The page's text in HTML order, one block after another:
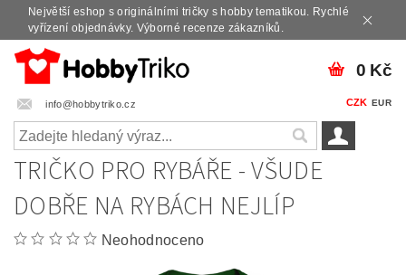
Největší eshop s originálními tričky s hobby tematikou. Rychlé
vyřízení objednávky. Výborné recenze zákazníků.
info@hobbytriko.cz CZK EUR
0 Kč
TRIČKO PRO RYBÁŘE - VŠUDE
DOBŘE NA RYBÁCH NEJLÍP
Neohodnoceno